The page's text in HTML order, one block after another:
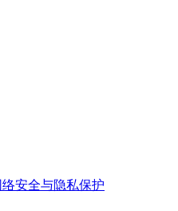
络安全与隐私保护